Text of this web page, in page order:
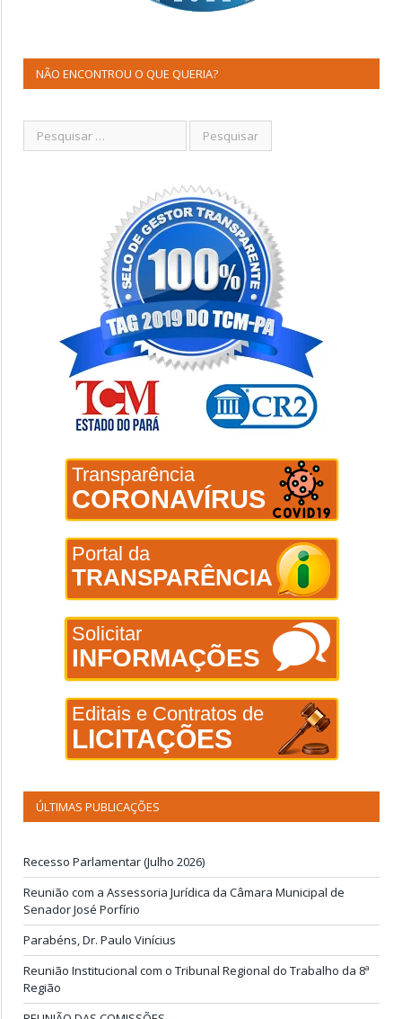
NÃO ENCONTROU O QUE QUERIA?
Transparência
CORONAVÍRUS
Portal da
TRANSPARÊNCIA
Solicitar
INFORMAÇÕES
Editais e Contratos de
LICITAÇÕES
ÚLTIMAS PUBLICAÇÕES
Recesso Parlamentar (Julho 2026)
Reunião com a Assessoria Jurídica da Câmara Municipal de
Senador José Porfírio
Parabéns, Dr. Paulo Vinícius
Reunião Institucional com o Tribunal Regional do Trabalho da 8ª
Região